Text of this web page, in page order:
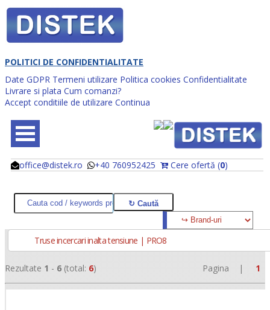
POLITICI DE CONFIDENTIALITATE
Date GDPR Termeni utilizare Politica cookies Confidentialitate
Livrare si plata Cum comanzi?
Accept conditiile de utilizare Continua
office@distek.ro +40 760952425 Cere ofertă (0)
@
@
Truse incercari inalta tensiune | PRO8
Rezultate 1 - 6 (total: 6) Pagina | 1